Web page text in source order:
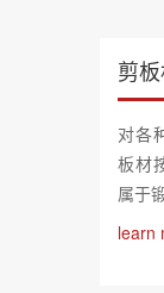
剪
对各
板材
属于
learn